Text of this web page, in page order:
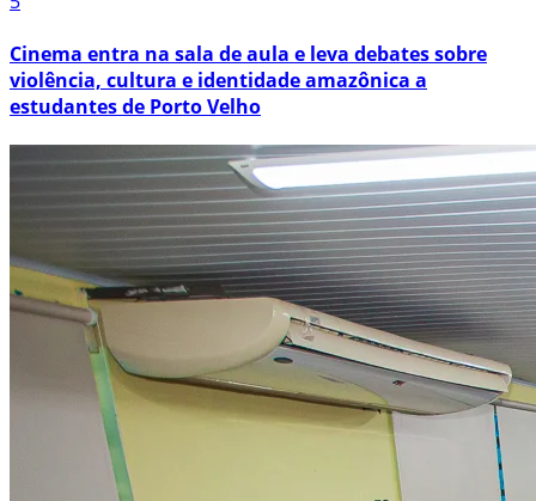
Cinema entra na sala de aula e leva debates sobre
violência, cultura e identidade amazônica a
estudantes de Porto Velho